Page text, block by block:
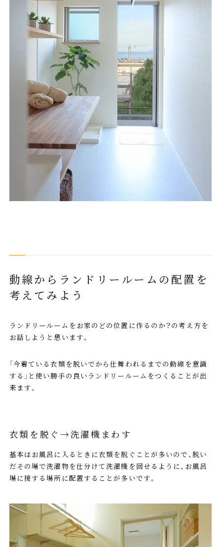
動線からランドリールームの配置を
考えてみよう
ランドリールームをお家のどの位置に作るのか？の考え方を
お話しようと思います。
「今着ている衣類を脱いでから仕舞われるまでの動線を意識
する」と使い勝手の良いランドリールームをつくることが出
来ます。
衣類を脱ぐ→洗濯機まわす
基本はお風呂に入るときに衣類を脱ぐことが多いので、脱い
だその場で洗濯物を仕分けて洗濯機を回せるように、お風呂
場に接する場所に配置することが多いです。